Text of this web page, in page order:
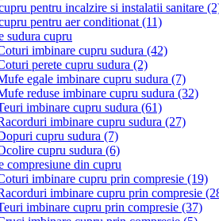
pentru incalzire si instalatii sanitare
pentru aer conditionat (11)
sudura cupru
imbinare cupru sudura (42)
perete cupru sudura (2)
egale imbinare cupru sudura (7)
reduse imbinare cupru sudura (32)
imbinare cupru sudura (61)
imbinare cupru sudura (27)
cupru sudura (7)
cupru sudura (6)
compresiune din cupru
imbinare cupru prin compresie (19)
imbinare cupru prin compresie
imbinare cupru prin compresie (37)